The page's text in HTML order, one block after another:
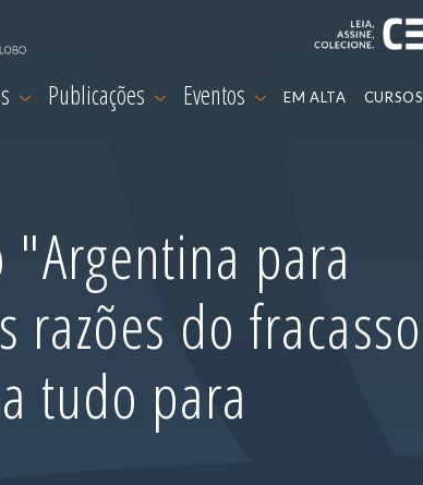
Publicações Eventos EM ALTA CURSOS
para
razões do fracasso
tudo para